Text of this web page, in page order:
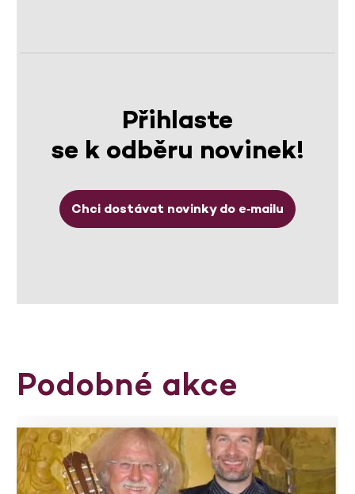
Přihlaste
se k odběru novinek!
Chci dostávat novinky do e‑mailu
Podobné akce